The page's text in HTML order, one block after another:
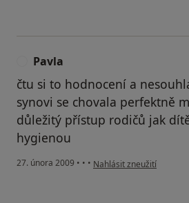
Pavla
čtu si to hodnocení a
synovi se chovala perfektně
důležitý přístup rodičů jak
hygienou
27. února 2009 • • • podle názoru uživatele
Nahlásit zneužití